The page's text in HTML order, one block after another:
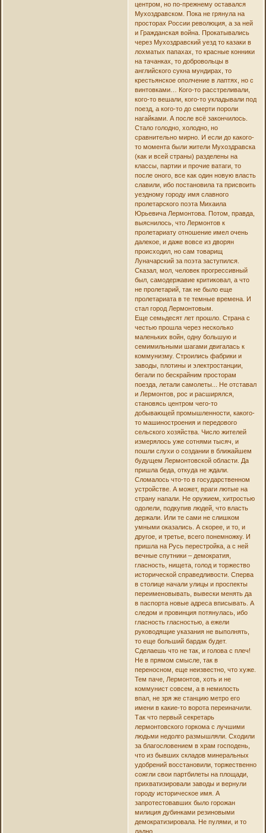
центром, но по-прежнему оставался
Мухоздравском. Пока не грянула на
просторах России революция, а за ней
и Гражданская война. Прокатывались
через Мухоздравский уезд то казаки в
лохматых папахах, то красные конники
на тачанках, то добровольцы в
английского сукна мундирах, то
крестьянское ополчение в лаптях, но с
винтовками… Кого-то расстреливали,
кого-то вешали, кого-то укладывали под
поезд, а кого-то до смерти пороли
нагайками. А после всё закончилось.
Стало голодно, холодно, но
сравнительно мирно. И если до какого-
то момента были жители Мухоздравска
(как и всей страны) разделены на
классы, партии и прочие ватаги, то
после оного, все как один новую власть
славили, ибо постановила та присвоить
уездному городу имя славного
пролетарского поэта Михаила
Юрьевича Лермонтова. Потом, правда,
выяснилось, что Лермонтов к
пролетариату отношение имел очень
далекое, и даже вовсе из дворян
происходил, но сам товарищ
Луначарский за поэта заступился.
Сказал, мол, человек прогрессивный
был, самодержавие критиковал, а что
не пролетарий, так не было еще
пролетариата в те темные времена. И
стал город Лермонтовым.
Еще семьдесят лет прошло. Страна с
честью прошла через несколько
маленьких войн, одну большую и
семимильными шагами двигалась к
коммунизму. Строились фабрики и
заводы, плотины и электростанции,
бегали по бескрайним просторам
поезда, летали самолеты... Не отставал
и Лермонтов, рос и расширялся,
становясь центром чего-то
добывающей промышленности, какого-
то машиностроения и передового
сельского хозяйства. Число жителей
измерялось уже сотнями тысяч, и
пошли слухи о создании в ближайшем
будущем Лермонтовской области. Да
пришла беда, откуда не ждали.
Сломалось что-то в государственном
устройстве. А может, враги лютые на
страну напали. Не оружием, хитростью
одолели, подкупив людей, что власть
держали. Или те сами не слишком
умными оказались. А скорее, и то, и
другое, и третье, всего понемножку. И
пришла на Русь перестройка, а с ней
вечные спутники – демократия,
гласность, нищета, голод и торжество
исторической справедливости. Сперва
в столице начали улицы и проспекты
переименовывать, вывески менять да
в паспорта новые адреса вписывать. А
следом и провинция потянулась, ибо
гласность гласностью, а ежели
руководящие указания не выполнять,
то еще больший бардак будет.
Сделаешь что не так, и голова с плеч!
Не в прямом смысле, так в
переносном, еще неизвестно, что хуже.
Тем паче, Лермонтов, хоть и не
коммунист совсем, а в немилость
впал, не зря же станцию метро его
имени в какие-то ворота переиначили.
Так что первый секретарь
лермонтовского горкома с лучшими
людьми недолго размышляли. Сходили
за благословением в храм господень,
что из бывших складов минеральных
удобрений восстановили, торжественно
сожгли свои партбилеты на площади,
прихватизировали заводы и вернули
городу историческое имя. А
запротестовавших было горожан
милиция дубинками резиновыми
демократизировала. Не пулями, и то
ладно.